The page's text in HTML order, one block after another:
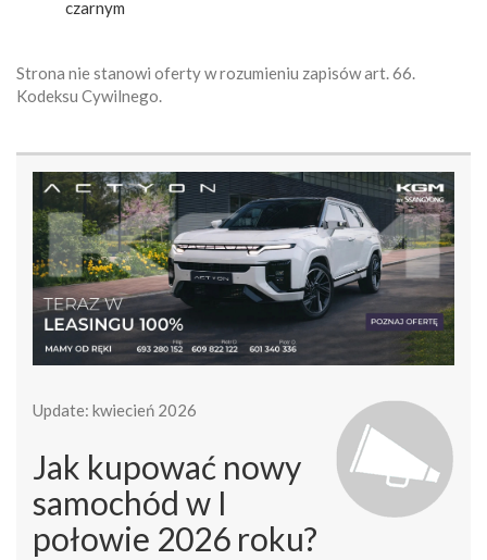
czarnym
Strona nie stanowi oferty w rozumieniu zapisów art. 66.
Kodeksu Cywilnego.
Update: kwiecień 2026
Jak kupować nowy
samochód w I
połowie 2026 roku?